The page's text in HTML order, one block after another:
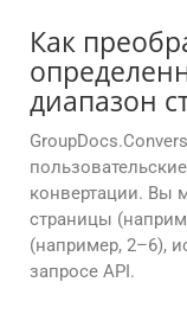
Как
диапазон
конвертации. Вы
страницы
(например, 2–6),
запросе API.